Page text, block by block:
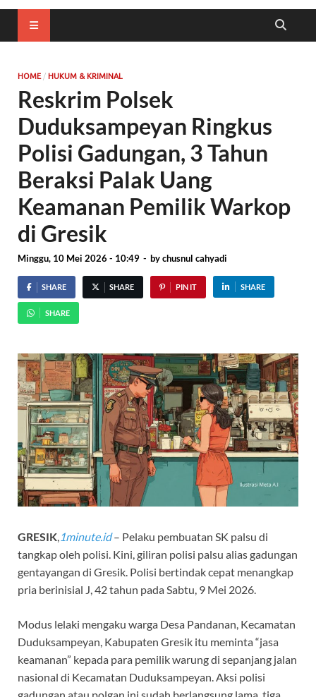
HOME / HUKUM & KRIMINAL
Reskrim Polsek
Duduksampeyan Ringkus
Polisi Gadungan, 3 Tahun
Beraksi Palak Uang
Keamanan Pemilik Warkop
di Gresik
Minggu, 10 Mei 2026 - 10:49 - bychusnul cahyadi
SHARE SHARE PIN IT SHARE
SHARE
GRESIK 1minute.id– Pelaku pembuatan SK palsu di
tangkap oleh polisi. Kini, giliran polisi palsu alias gadungan
gentayangan di Gresik. Polisi bertindak cepat menangkap
pria berinisial J, 42 tahun pada Sabtu, 9 Mei 2026.
Modus lelaki mengaku warga Desa Pandanan, Kecamatan
Duduksampeyan, Kabupaten Gresik itu meminta “jasa
keamanan” kepada para pemilik warung di sepanjang jalan
nasional di Kecamatan Duduksampeyan. Aksi polisi
gadungan atau polgan ini sudah berlangsung lama, tiga